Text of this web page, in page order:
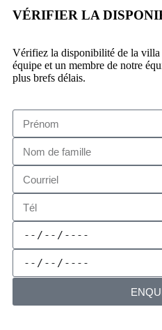
VÉRIFIER LA
Vérifiez la disponibilité de la villa
équipe et un membre de notre
plus brefs délais.